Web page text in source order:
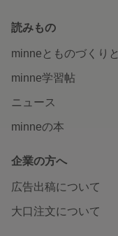
読みもの
minneとものづくりと
minne学習帖
ニュース
minneの本
企業の方へ
広告出稿について
大口注文について